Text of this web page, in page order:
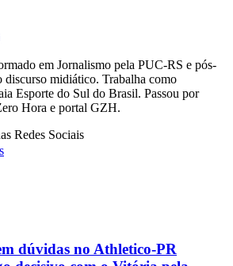
em Jornalismo pela PUC-RS e pós-
discurso midiático. Trabalha como
Esporte do Sul do Brasil. Passou por
Hora e portal GZH.
Redes Sociais
dúvidas no Athletico-PR